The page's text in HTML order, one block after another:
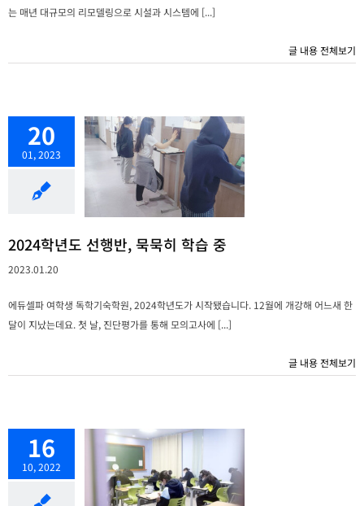
는 매년 대규모의 리모델링으로 시설과 시스템에 [...]
글 내용 전체보기
20
01, 2023
2024학년도 선행반, 묵묵히 학습 중
2023.01.20
에듀셀파 여학생 독학기숙학원, 2024학년도가 시작됐습니다. 12월에 개강해 어느새 한
달이 지났는데요. 첫 날, 진단평가를 통해 모의고사에 [...]
글 내용 전체보기
16
10, 2022